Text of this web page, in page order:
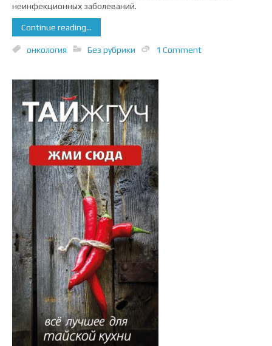
неинфекционных заболеваний.
Continue reading...
онкология Без рубрики 1 Comment